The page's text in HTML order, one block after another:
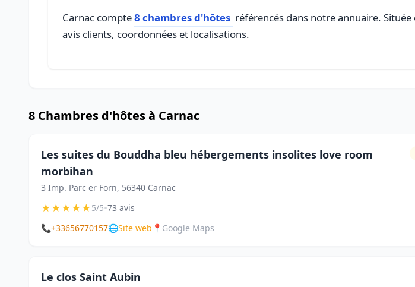
Carnac compte8 chambres d'hôtes référencés dans notre annuaire.
avis clients, coordonnées et localisations.
8 Chambres d'hôtes à Carnac
Les suites du Bouddha bleu hébergements insolites love room
morbihan
3 Imp. Parc er Forn, 56340 Carnac
★★★★★5/5•73 avis
📞+33656770157🌐Site web 📍 Google Maps
Le clos Saint Aubin